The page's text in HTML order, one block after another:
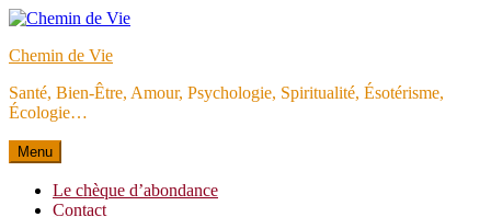
Aller
contenu
Chemin de Vie
Santé, Bien-Être, Amour, Psychologie, Spiritualité, Ésotérisme,
Écologie…
Menu
Le chèque d’abondance
Contact